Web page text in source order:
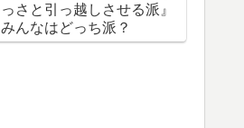
っさと引っ越しさせる派』
みんなはどっち派？